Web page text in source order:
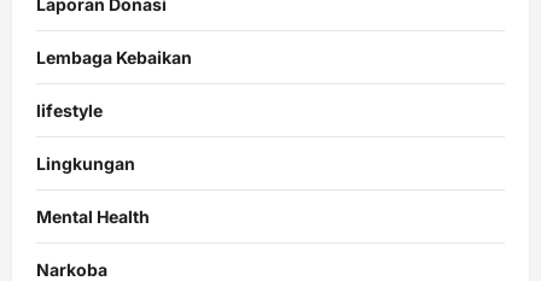
Laporan Donasi
Lembaga Kebaikan
lifestyle
Lingkungan
Mental Health
Narkoba